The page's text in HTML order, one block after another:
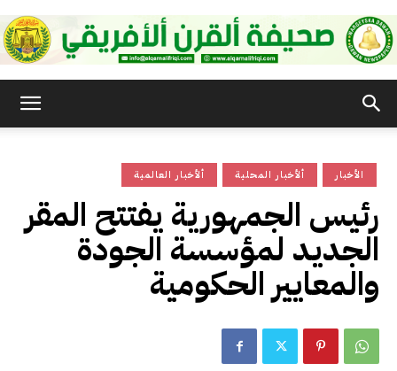
القرن
الأفريقي
ألأخبار العالمية ألأخبار المحلية الأخبار
رئيس الجمهورية يفتتح المقر
الجديد لمؤسسة الجودة
والمعايير الحكومية